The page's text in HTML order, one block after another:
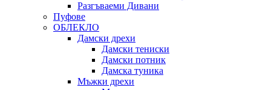
Разгъваеми Дивани
Пуфове
ОБЛЕКЛО
Дамски дрехи
Дамски тениски
Дамски потник
Дамска туника
Мъжки дрехи